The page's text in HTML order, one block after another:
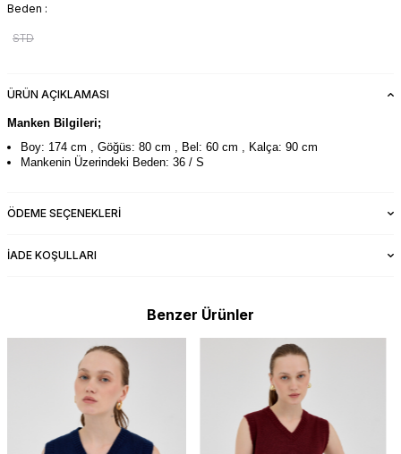
Beden :
STD
ÜRÜN AÇIKLAMASI
Manken Bilgileri;
Boy: 174 cm , Göğüs: 80 cm , Bel: 60 cm , Kalça: 90 cm
Mankenin Üzerindeki Beden: 36 / S
ÖDEME SEÇENEKLERI
İADE KOŞULLARI
Benzer Ürünler